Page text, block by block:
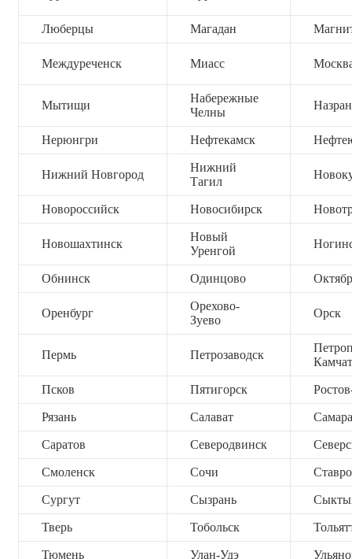
Люберцы Магадан
Междуреченск Миасс
Мытищи
Набережные
Челны
Нерюнгри Нефтекамск
Нижний Новгород
Нижний
Тагил
Новороссийск Новосибирск
Новошахтинск
Новый
Уренгой
Обнинск Одинцово
Оренбург
Орехово-
Зуево
Орск
Пермь Петрозаводск
Псков Пятигорск
Рязань Салават Самара
Саратов Северодвинск
Смоленск Сочи
Сургут Сызрань
Тверь Тобольск
Тюмень Улан-Удэ